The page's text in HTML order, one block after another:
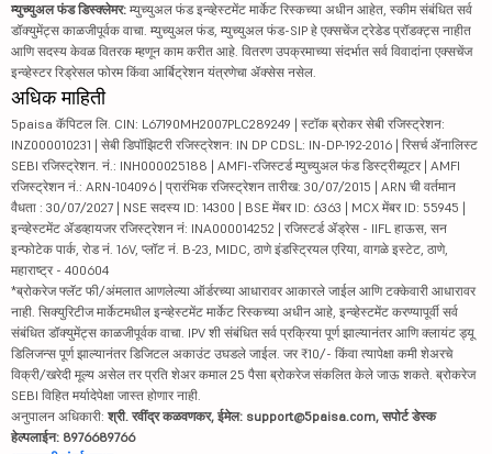
म्युच्युअल फंड डिस्क्लेमर: म्युच्युअल फंड इन्व्हेस्टमेंट मार्केट रिस्कच्या अधीन आहेत, स्कीम संबंधित सर्व
डॉक्युमेंट्स काळजीपूर्वक वाचा. म्युच्युअल फंड, म्युच्युअल फंड-SIP हे एक्सचेंज ट्रेडेड प्रॉडक्ट्स नाहीत
आणि सदस्य केवळ वितरक म्हणून काम करीत आहे. वितरण उपक्रमाच्या संदर्भात सर्व विवादांना एक्सचेंज
इन्व्हेस्टर रिड्रेसल फोरम किंवा आर्बिट्रेशन यंत्रणेचा ॲक्सेस नसेल.
अधिक माहिती
5paisa कॅपिटल लि. CIN: L67190MH2007PLC289249 | स्टॉक ब्रोकर सेबी रजिस्ट्रेशन:
INZ000010231 | सेबी डिपॉझिटरी रजिस्ट्रेशन: IN DP CDSL: IN-DP-192-2016 | रिसर्च ॲनालिस्ट
SEBI रजिस्ट्रेशन. नं.: INH000025188 | AMFI-रजिस्टर्ड म्युच्युअल फंड डिस्ट्रीब्यूटर | AMFI
रजिस्ट्रेशन नं.: ARN-104096 | प्रारंभिक रजिस्ट्रेशन तारीख: 30/07/2015 | ARN ची वर्तमान
वैधता : 30/07/2027 | NSE सदस्य ID: 14300 | BSE मेंबर ID: 6363 | MCX मेंबर ID: 55945 |
इन्व्हेस्टमेंट ॲडव्हायजर रजिस्ट्रेशन नं: INA000014252 | रजिस्टर्ड ॲड्रेस - IIFL हाऊस, सन
इन्फोटेक पार्क, रोड नं. 16V, प्लॉट नं. B-23, MIDC, ठाणे इंडस्ट्रियल एरिया, वागळे इस्टेट, ठाणे,
महाराष्ट्र - 400604
*ब्रोकरेज फ्लॅट फी/अंमलात आणलेल्या ऑर्डरच्या आधारावर आकारले जाईल आणि टक्केवारी आधारावर
नाही. सिक्युरिटीज मार्केटमधील इन्व्हेस्टमेंट मार्केट रिस्कच्या अधीन आहे, इन्व्हेस्टमेंट करण्यापूर्वी सर्व
संबंधित डॉक्युमेंट्स काळजीपूर्वक वाचा. IPV शी संबंधित सर्व प्रक्रिया पूर्ण झाल्यानंतर आणि क्लायंट ड्यू
डिलिजन्स पूर्ण झाल्यानंतर डिजिटल अकाउंट उघडले जाईल. जर ₹10/- किंवा त्यापेक्षा कमी शेअरचे
विक्री/खरेदी मूल्य असेल तर प्रति शेअर कमाल 25 पैसा ब्रोकरेज संकलित केले जाऊ शकते. ब्रोकरेज
SEBI विहित मर्यादेपेक्षा जास्त होणार नाही.
अनुपालन अधिकारी: श्री. रवींद्र कळवणकर, ईमेल: support@5paisa.com, सपोर्ट डेस्क
हेल्पलाईन: 8976689766